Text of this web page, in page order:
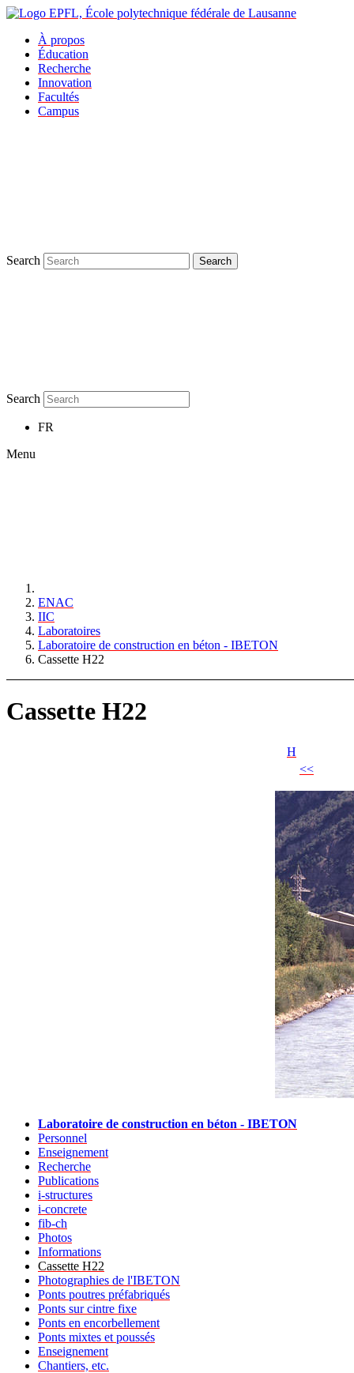
À propos
Éducation
Recherche
Innovation
Facultés
Campus
Search Search
Search
FR
Menu
ENAC
IIC
Laboratoires
Laboratoire de construction en béton - IBETON
Cassette H22
Cassette H22
H
<<
Laboratoire de construction en béton - IBETON
Personnel
Enseignement
Recherche
Publications
i-structures
i-concrete
fib-ch
Photos
Informations
Cassette H22
Photographies de l'IBETON
Ponts poutres préfabriqués
Ponts sur cintre fixe
Ponts en encorbellement
Ponts mixtes et poussés
Enseignement
Chantiers, etc.